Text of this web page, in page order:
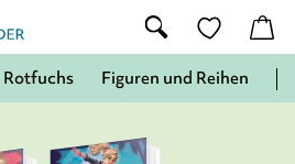
Rotfuchs Figuren und Reihen